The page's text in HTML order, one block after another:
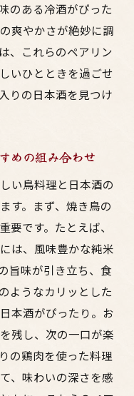
のある冷酒がぴった
爽やかさが絶妙に調
、これらのペアリン
いひとときを過ごせ
りの日本酒を見つけ
めの組み合わせ
い鳥料理と日本酒の
す。まず、焼き鳥の
要です。たとえば、
は、風味豊かな純米
旨味が引き立ち、食
ようなカリッとした
本酒がぴったり。お
残し、次の一口が楽
の鶏肉を使った料理
、味わいの深さを感